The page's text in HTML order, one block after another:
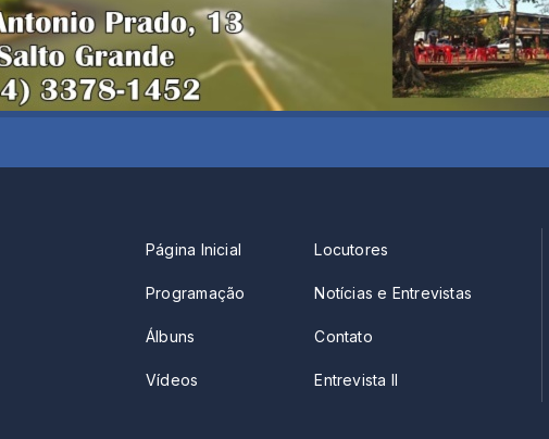
Página Inicial
Programação
Álbuns
Vídeos
Locutores
Notícias e Entrevistas
Contato
Entrevista II